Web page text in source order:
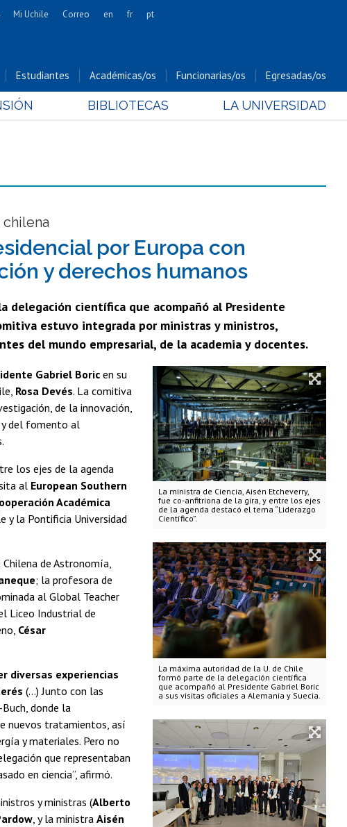
Cs. Forestales y Conservación
Cs. Sociales
Bachillerato
Hospital Clínico
Mi Uchile Correo en fr pt
Estudiantes Académicas/os Funcionarias/os Egresadas/os
BIBLIOTECAS LA UNIVERSIDAD
por Europa con
y derechos humanos
delegación científica que acompañó al Presidente
estuvo integrada por ministras y ministros,
del mundo empresarial, de la academia y docentes.
La ministra de Ciencia, Aisén Etcheverry,
fue co-anfitriona de la gira, y entre los ejes
de la agenda destacó el tema “Liderazgo
Científico”.
La máxima autoridad de la U. de Chile
formó parte de la delegación científica
que acompañó al Presidente Gabriel Boric
a sus visitas oficiales a Alemania y Suecia.
Gabriel Boric en su
Rosa Devés. La comitiva
de la innovación,
y del fomento al
los ejes de la agenda
al European Southern
Académica
y la Pontificia Universidad
de Astronomía,
; la profesora de
al Global Teacher
Liceo Industrial de
César
diversas experiencias
(...) Junto con las
donde la
nuevos tratamientos, así
y materiales. Pero no
que representaban
en ciencia”, afirmó.
y ministras (Alberto
, y la ministra Aisén